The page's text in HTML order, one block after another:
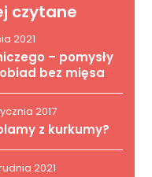
czytane
2021
– pomysły
bez mięsa
2017
z kurkumy?
2021